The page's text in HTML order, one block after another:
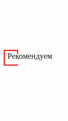
Рекомендуем